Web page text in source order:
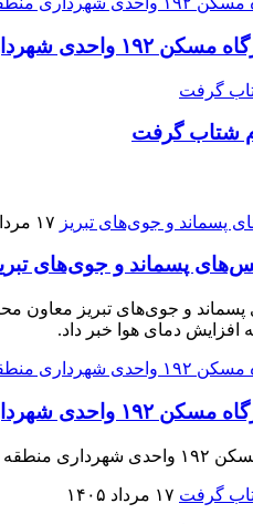
منطقه ۲
شتاب گرفت
۱۷ مرداد ۱۴۰۵
پسماند و جوی‌های
و جوی‌های تبریز معاون
افزایش دمای هوا خبر داد.
منطقه ۲
بررسی قرار داد.
۱۷ مرداد ۱۴۰۵